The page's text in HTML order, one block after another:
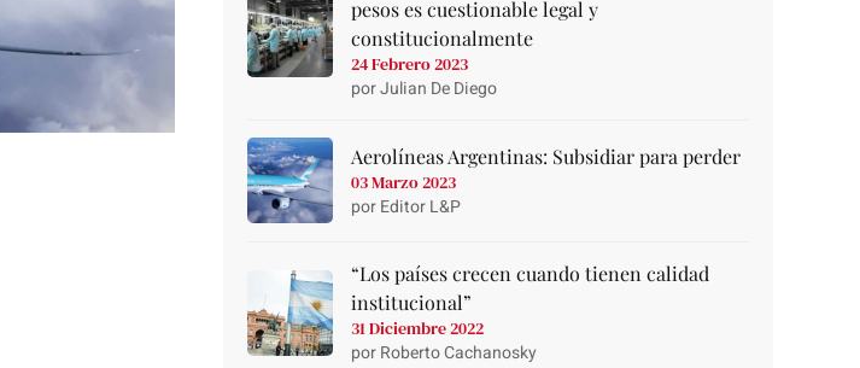
pesos es cuestionable legal y
constitucionalmente
24 Febrero 2023
por Julian De Diego
Aerolíneas Argentinas: Subsidiar para perder
03 Marzo 2023
por Editor L&P
“Los países crecen cuando tienen calidad
institucional”
31 Diciembre 2022
por Roberto Cachanosky